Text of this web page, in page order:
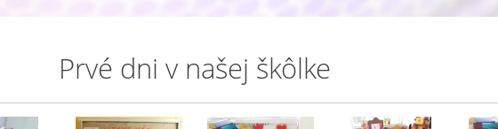
Prvé dni v našej škôlke